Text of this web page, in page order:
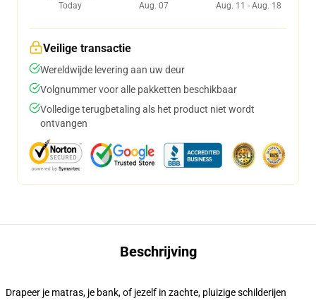
Today
Aug. 07
Aug. 11 - Aug. 18
Veilige transactie
Wereldwijde levering aan uw deur
Volgnummer voor alle pakketten beschikbaar
Volledige terugbetaling als het product niet wordt
ontvangen
Beschrijving
Drapeer je matras, je bank, of jezelf in zachte, pluizige schilderijen